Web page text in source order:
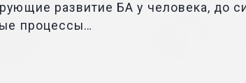
развитие БА у человека, до
процессы…